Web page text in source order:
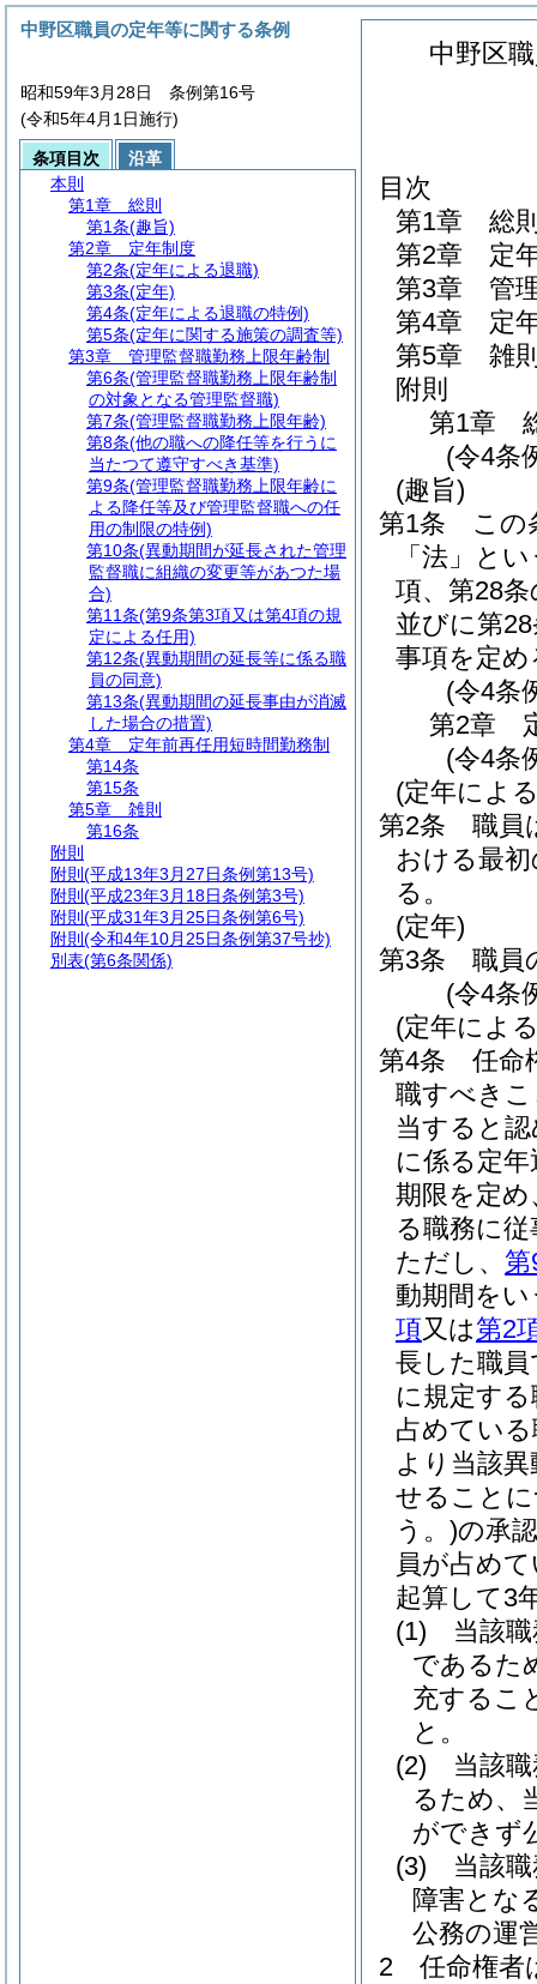
中野区
目次
第1章
総
第2章
定
第3章
管
第4章
定
第5章
雑
附則
第1章
(令4条
(趣旨)
第1条
この
「法」と
項、第28
並びに第
事項を定
(令4条
第2章
(令4条
(定年によ
第2条
職員
おける最
る。
(定年)
第3条
職員
(令4条
(定年によ
第4条
任命
職すべき
当すると
に係る定
期限を定
る職務に
ただし、 第
動期間を
項又は第2
長した職
に規定す
占めてい
より当該
せること
う。)の承
員が占め
起算して3
(1)
当該
であるた
充するこ
と。
(2)
当該
るため、
ができず
(3)
当該
障害とな
公務の運
2
任命権者
中野区職員の定年等に関する条例
昭和59年3月28日 条例第16号
(令和5年4月1日施行)
条項目次
沿革
本則
第1章
総則
第1条(趣旨)
第2章
定年制度
第2条(定年による退職)
第3条(定年)
第4条(定年による退職の特例)
第5条(定年に関する施策の調査等)
第3章
管理監督職勤務上限年齢制
第6条(管理監督職勤務上限年齢制
の対象となる管理監督職)
第7条(管理監督職勤務上限年齢)
第8条(他の職への降任等を行うに
当たつて遵守すべき基準)
第9条(管理監督職勤務上限年齢に
よる降任等及び管理監督職への任
用の制限の特例)
第10条(異動期間が延長された管理
監督職に組織の変更等があつた場
合)
第11条(第9条第3項又は第4項の規
定による任用)
第12条(異動期間の延長等に係る職
員の同意)
第13条(異動期間の延長事由が消滅
した場合の措置)
第4章
定年前再任用短時間勤務制
第14条
第15条
第5章
雑則
第16条
附則
附則 (平成13年3月27日条例第13号)
附則 (平成23年3月18日条例第3号)
附則 (平成31年3月25日条例第6号)
附則 (令和4年10月25日条例第37号抄)
別表(第6条関係)